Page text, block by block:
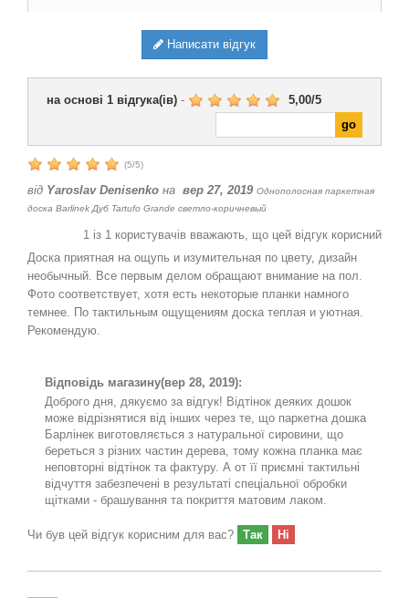
Написати відгук
на основі 1 відгука(ів) - 5,00/5
(5/5)
від Yaroslav Denisenko на вер 27, 2019 Однополосная паркетная
доска Barlinek Дуб Tartufo Grande светло-коричневый
1 із 1 користувачів вважають, що цей відгук корисний
Доска приятная на ощупь и изумительная по цвету, дизайн
необычный. Все первым делом обращают внимание на пол.
Фото соответствует, хотя есть некоторые планки намного
темнее. По тактильным ощущениям доска теплая и уютная.
Рекомендую.
Відповідь магазину(вер 28, 2019):
Доброго дня, дякуємо за відгук! Відтінок деяких дошок
може відрізнятися від інших через те, що паркетна дошка
Барлінек виготовляється з натуральної сировини, що
береться з різних частин дерева, тому кожна планка має
неповторні відтінок та фактуру. А от її приємні тактильні
відчуття забезпечені в результаті спеціальної обробки
щітками - брашування та покриття матовим лаком.
Чи був цей відгук корисним для вас? Так Ні